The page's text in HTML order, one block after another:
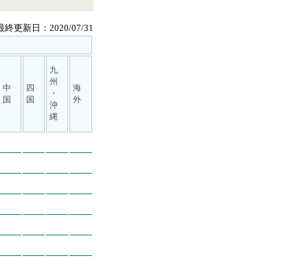
終更新日：2020/07/31
中
国
四
国
九
州
・
沖
縄
海
外